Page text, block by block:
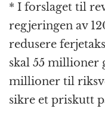
* I forslaget til
regjeringen av
redusere
skal 55 millioner
millioner til
sikre et priskutt